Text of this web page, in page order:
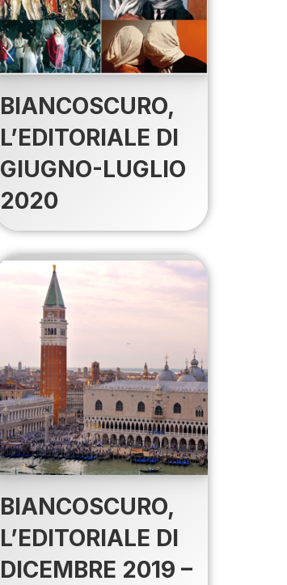
BIANCOSCURO,
L’EDITORIALE DI
GIUGNO-LUGLIO
2020
BIANCOSCURO,
L’EDITORIALE DI
DICEMBRE 2019 –